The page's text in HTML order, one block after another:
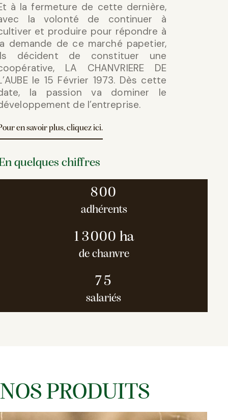
à la fermeture de cette dernière,
la volonté de continuer à
et produire pour répondre à
demande de ce marché papetier,
décident de constituer une
LA CHANVRIERE DE
le 15 Février 1973. Dès cette
la passion va dominer le
de l’entreprise.
en savoir plus, cliquez ici.
quelques chiffres
800
adhérents
1 3000 ha
de chanvre
75
salariés
NOS PRODUITS